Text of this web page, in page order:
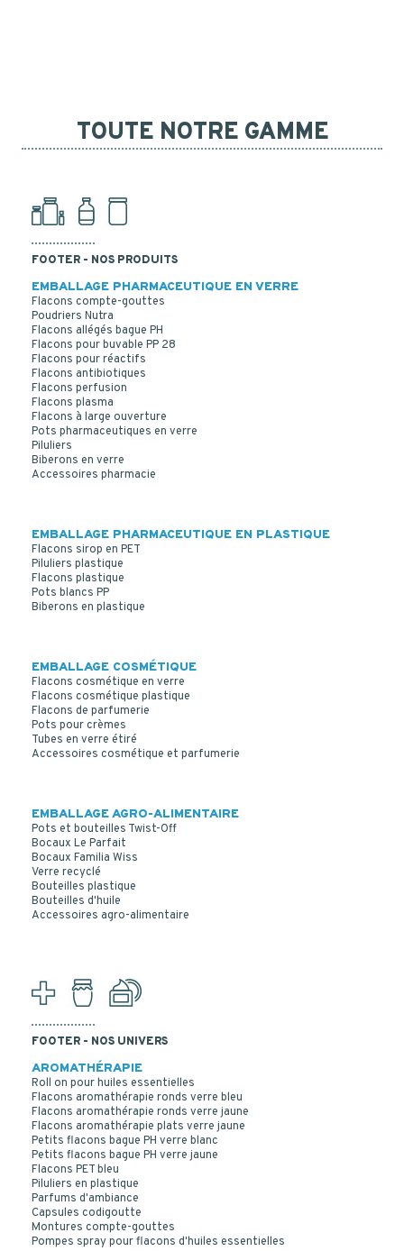
FLACON CARRECO 500 ML PEHD NATUREL PP28
FLACON CRUCHON 500 ML PEHD NATUREL 22 ESP
TOUTE NOTRE GAMME
FOOTER - NOS PRODUITS
EMBALLAGE PHARMACEUTIQUE EN VERRE
Flacons compte-gouttes
Poudriers Nutra
Flacons allégés bague PH
Flacons pour buvable PP 28
Flacons pour réactifs
Flacons antibiotiques
Flacons perfusion
Flacons plasma
Flacons à large ouverture
Pots pharmaceutiques en verre
Piluliers
Biberons en verre
Accessoires pharmacie
EMBALLAGE PHARMACEUTIQUE EN PLASTIQUE
Flacons sirop en PET
Piluliers plastique
Flacons plastique
Pots blancs PP
Biberons en plastique
EMBALLAGE COSMÉTIQUE
Flacons cosmétique en verre
Flacons cosmétique plastique
Flacons de parfumerie
Pots pour crèmes
Tubes en verre étiré
Accessoires cosmétique et parfumerie
EMBALLAGE AGRO-ALIMENTAIRE
Pots et bouteilles Twist-Off
Bocaux Le Parfait
Bocaux Familia Wiss
Verre recyclé
Bouteilles plastique
Bouteilles d'huile
Accessoires agro-alimentaire
FOOTER - NOS UNIVERS
AROMATHÉRAPIE
Roll on pour huiles essentielles
Flacons aromathérapie ronds verre bleu
Flacons aromathérapie ronds verre jaune
Flacons aromathérapie plats verre jaune
Petits flacons bague PH verre blanc
Petits flacons bague PH verre jaune
Flacons PET bleu
Piluliers en plastique
Parfums d'ambiance
Capsules codigoutte
Montures compte-gouttes
Pompes spray pour flacons d'huiles essentielles